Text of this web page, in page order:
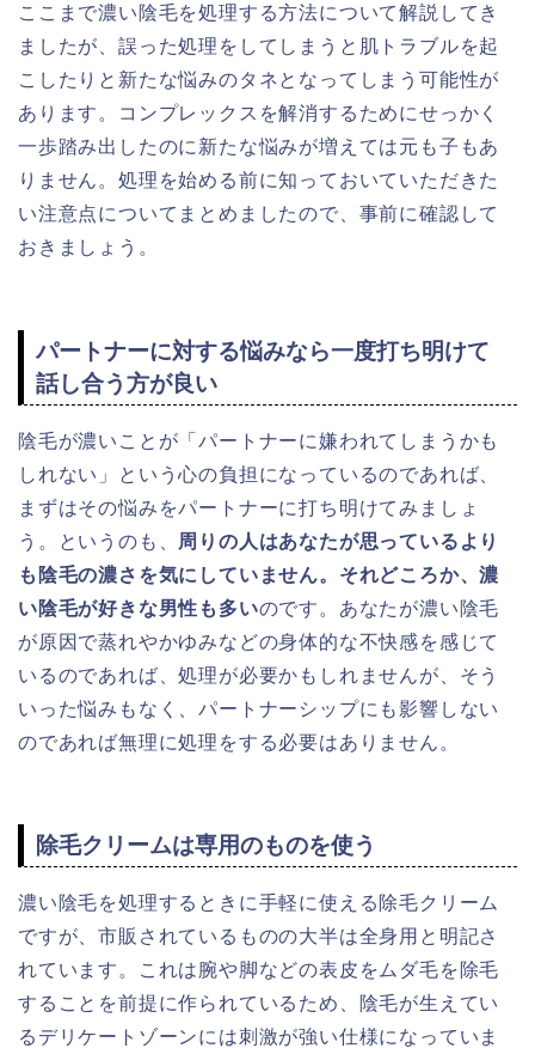
ここまで濃い陰毛を処理する方法について解説してき
ましたが、誤った処理をしてしまうと肌トラブルを起
こしたりと新たな悩みのタネとなってしまう可能性が
あります。コンプレックスを解消するためにせっかく
一歩踏み出したのに新たな悩みが増えては元も子もあ
りません。処理を始める前に知っておいていただきた
い注意点についてまとめましたので、事前に確認して
おきましょう。
パートナーに対する悩みなら一度打ち明けて
話し合う方が良い
陰毛が濃いことが「パートナーに嫌われてしまうかも
しれない」という心の負担になっているのであれば、
まずはその悩みをパートナーに打ち明けてみましょ
う。というのも、 周りの人はあなたが思っているより
も陰毛の濃さを気にしていません。それどころか、濃
い陰毛が好きな男性も多いのです。あなたが濃い陰毛
が原因で蒸れやかゆみなどの身体的な不快感を感じて
いるのであれば、処理が必要かもしれませんが、そう
いった悩みもなく、パートナーシップにも影響しない
のであれば無理に処理をする必要はありません。
除毛クリームは専用のものを使う
濃い陰毛を処理するときに手軽に使える除毛クリーム
ですが、市販されているものの大半は全身用と明記さ
れています。これは腕や脚などの表皮をムダ毛を除毛
することを前提に作られているため、陰毛が生えてい
るデリケートゾーンには刺激が強い仕様になっていま